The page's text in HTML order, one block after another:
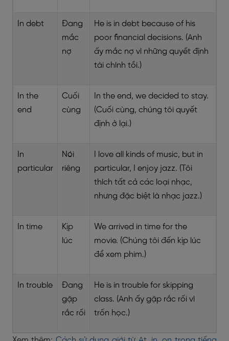
In debt
Đang
mắc
nợ
He is in debt because of his
poor financial decisions. (Anh
ấy mắc nợ vì những quyết định
tài chính tồi.)
In the
end
Cuối
cùng
In the end, we decided to stay.
(Cuối cùng, chúng tôi quyết
định ở lại.)
In
particular
Nói
riêng
I love all kinds of music, but in
particular, I enjoy jazz. (Tôi
thích tất cả các loại nhạc,
nhưng đặc biệt là nhạc jazz.)
In time
Kịp
lúc
We arrived in time for the
movie. (Chúng tôi đến kịp lúc
để xem phim.)
In trouble
Đang
gặp
rắc rối
He is in trouble for skipping
class. (Anh ấy gặp rắc rối vì
trốn học.)